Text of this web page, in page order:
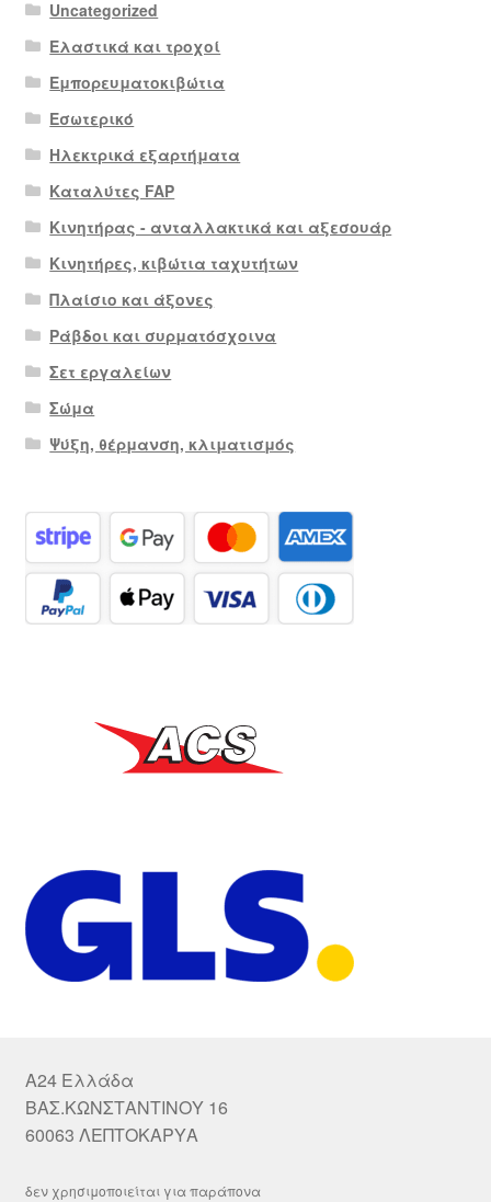
Uncategorized
Ελαστικά και τροχοί
Εμπορευματοκιβώτια
Εσωτερικό
Ηλεκτρικά εξαρτήματα
Καταλύτες FAP
Κινητήρας - ανταλλακτικά και αξεσουάρ
Κινητήρες, κιβώτια ταχυτήτων
Πλαίσιο και άξονες
Ράβδοι και συρματόσχοινα
Σετ εργαλείων
Σώμα
Ψύξη, θέρμανση, κλιματισμός
A24 Ελλάδα
ΒΑΣ.ΚΩΝΣΤΑΝΤΙΝΟΥ 16
60063 ΛΕΠΤΟΚΑΡΥΑ
δεν χρησιμοποιείται για παράπονα